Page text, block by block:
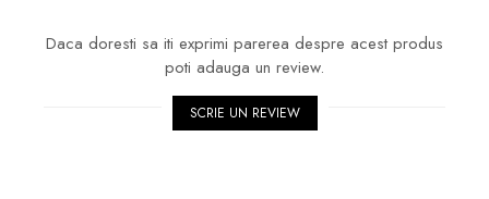
Daca doresti sa iti exprimi parerea despre acest produs
poti adauga un review.
SCRIE UN REVIEW